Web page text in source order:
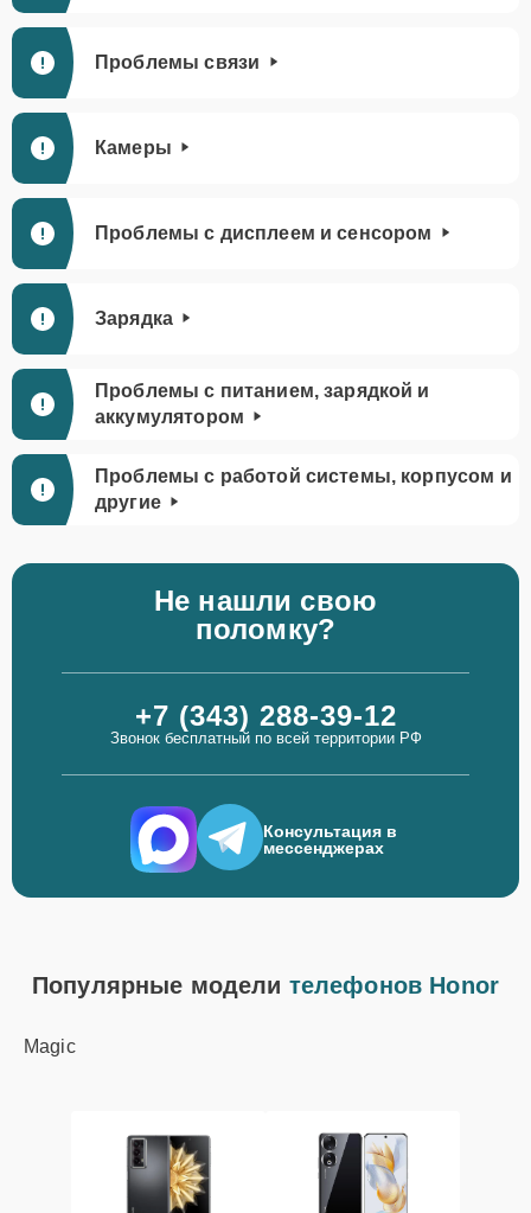
Проблемы связи
Камеры
Проблемы с дисплеем и сенсором
Зарядка
Проблемы с питанием, зарядкой и
аккумулятором
Проблемы с работой системы, корпусом и
другие
Не нашли свою
поломку?
+7 (343) 288-39-12
Звонок бесплатный по всей территории РФ
Консультация в
мессенджерах
Популярные модели телефонов Honor
Magic